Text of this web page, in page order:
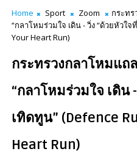
Home Sport Zoom
กระท
“กลาโหมร่วมใจ เดิน - วิ่ง “ด้วยหัวใ
Your Heart Run)
กระทรวงกลาโหมแถ
“กลาโหมร่วมใจ เดิน
เทิดทูน” (Defence
Heart Run)